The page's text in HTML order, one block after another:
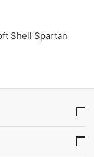
Shell Spartan